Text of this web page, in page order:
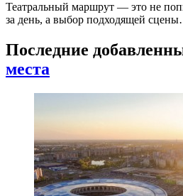
Театральный маршрут — это не
за день, а выбор подходящей
Последние
места